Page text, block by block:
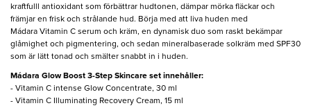
kraftfulll antioxidant som förbättrar hudtonen, dämpar mörka fläckar och
främjar en frisk och strålande hud. Börja med att liva huden med
Mádara Vitamin C serum och kräm, en dynamisk duo som raskt bekämpar
glåmighet och pigmentering, och sedan mineralbaserade solkräm med SPF30
som är lätt tonad och smälter snabbt in i huden.
Mádara Glow Boost 3-Step Skincare set innehåller:
- Vitamin C intense Glow Concentrate, 30 ml
- Vitamin C Illuminating Recovery Cream, 15 ml